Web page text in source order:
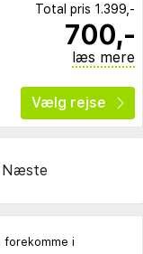
Total pris 1.399,-
700,-
læs mere
Vælg rejse
Næste
i